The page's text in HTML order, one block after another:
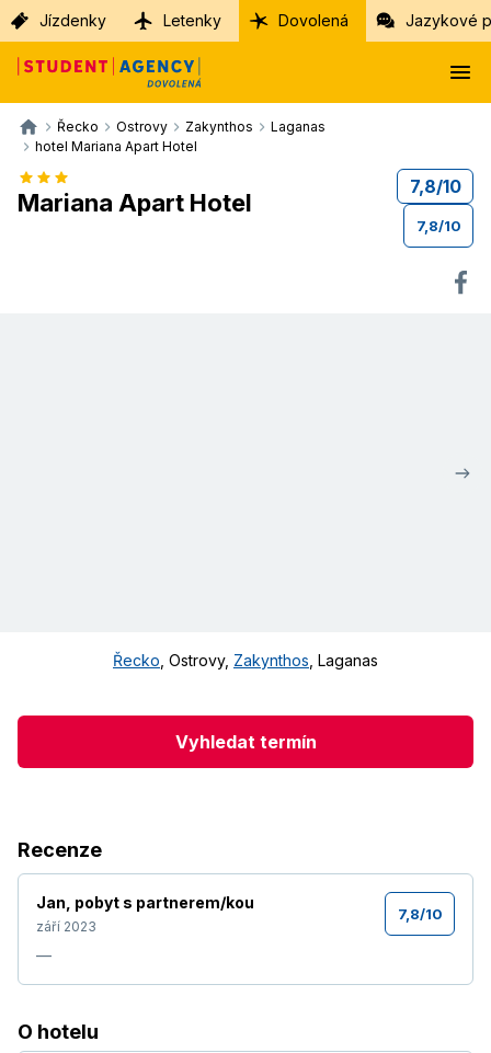
Jízdenky Letenky Dovolená Jazykové
Řecko Ostrovy Zakynthos
Laganas
hotel Mariana Apart Hotel
Mariana Apart Hotel
7,8/10
7,8/10
Řecko Ostrovy, Zakynthos Laganas
Vyhledat termín
Recenze
Jan pobyt s partnerem/kou
září 2023
—
7,8/10
O hotelu